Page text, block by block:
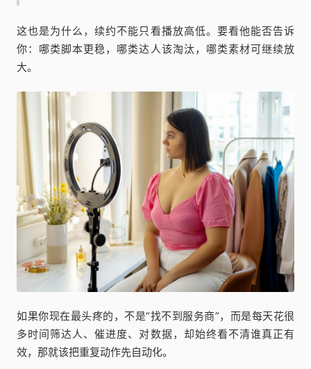
这也是为什么，续约不能只看播放高低。要看他能否告诉
你：哪类脚本更稳，哪类达人该淘汰，哪类素材可继续放
大。
如果你现在最头疼的，不是“找不到服务商”，而是每天花很
多时间筛达人、催进度、对数据，却始终看不清谁真正有
效，那就该把重复动作先自动化。